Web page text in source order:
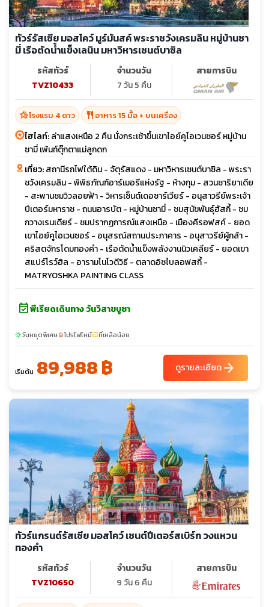
ทัวร์รัสเซีย มอสโคว์ มูร์มันสค์ พระราชวังเครมลิน หมู่บ้านซา
มี่ เรือตัดน้ำแข็งเลนิน มหาวิหารเซนต์บาซิล
รหัสทัวร์
TVZ10433
จำนวนวัน
7 วัน 5 คืน
สายการบิน
hotel_classโรงแรม 4 ดาว restaurant อาหาร 15 มื้อ + บนเครื่อง
ไฮไลท์:ล่าแสงเหนือ 2 คืน นั่งกระเช้าขึ้นเขาไอย์คูไอเวนซอร์ หมู่บ้าน
ซามี่ เพ้นท์ตุ๊กตาแม่ลูกดก
เที่ยว:สถานีรถไฟใต้ดิน - จัตุรัสแดง - มหาวิหารเซนต์บาซิล - พระรา
ชวังเครมลิน - พิพิธภัณฑ์อาร์เมอรีแห่งรัฐ - ห้างกุม - สวนซาริยาเดีย
- สะพานชมวิวลอยฟ้า - วิหารเซ็นต์เดอซาร์เวียร์ - อนุสาวรีย์พระเจ้า
ปีเตอร์มหาราช - ถนนอารบัต - หมู่บ้านซามี่ - ชมสุนัขพันธุ์ฮัสกี้ - ชม
กวางเรนเดียร์ - ชมปรากฏการณ์แสงเหนือ - เมืองคีรอฟสค์ - ยอด
เขาไอย์คูไอเวนซอร์ - อนุสรณ์สถานประภาคาร - อนุสาวรีย์ผู้กล้า -
คริสตจักรโดมทองคำ - เรือตัดน้ำแข็งพลังงานนิวเคลียร์ - ยอดเขา
สแปร์โรว์ฮิล - อารามโนโวดีวิธี - ตลาดอิซไบลอฟสกี้ -
MATRYOSHKA PAINTING CLASS
event_availableพีเรียดเดินทาง วันวิสาขบูชา
sunnyวันหยุดพิเศษlocal_fire_departmentโปรไฟไหม้confirmation_numberที่เหลือน้อย
เริ่มต้น 89,988 ฿ ดูรายละเอียดarrow_forward
ทัวร์แกรนด์รัสเซีย มอสโคว์ เซนต์ปีเตอร์สเบิร์ก วงแหวน
ทองคำ
รหัสทัวร์
TVZ10650
จำนวนวัน
9 วัน 6 คืน
สายการบิน